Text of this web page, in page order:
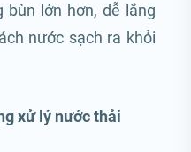
bùn lớn hơn, dễ lắng
nước sạch ra khỏi
xử lý nước thải